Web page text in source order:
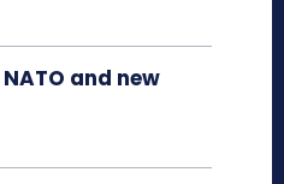
and new